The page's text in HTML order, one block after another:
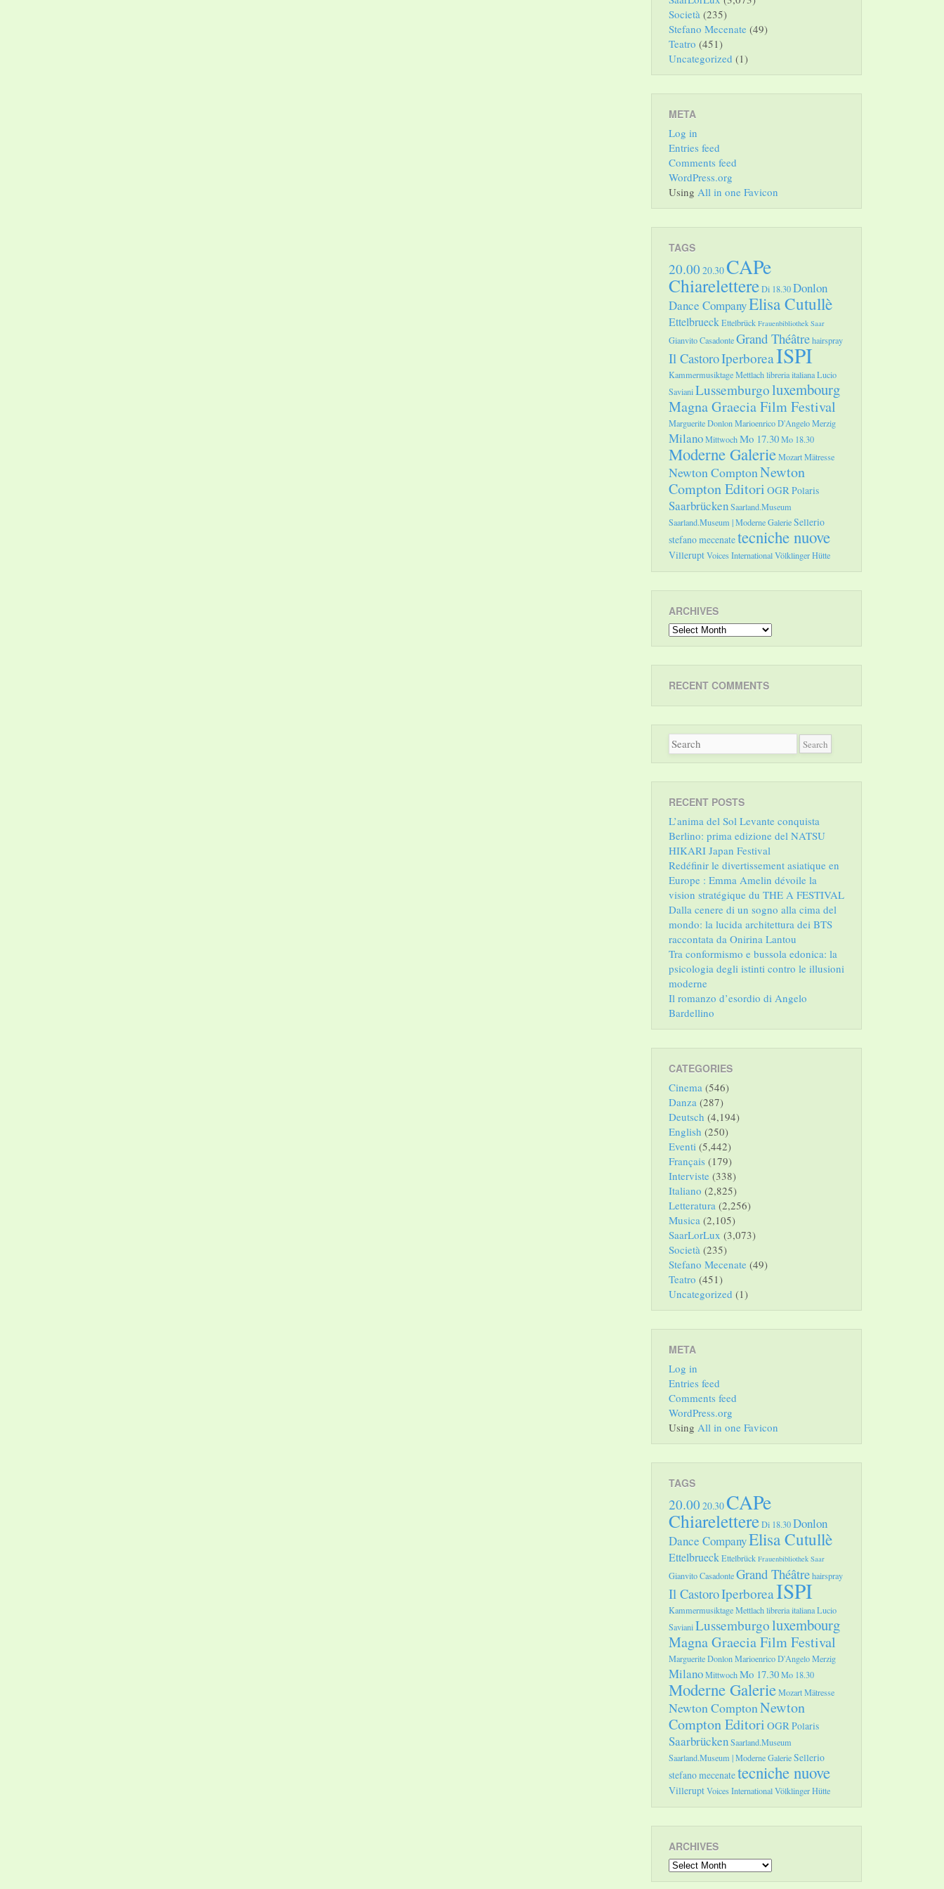
Società (235)
Stefano Mecenate (49)
Teatro (451)
Uncategorized (1)
META
Log in
Entries feed
Comments feed
WordPress.org
Using All in one Favicon
TAGS
20.00 20.30CAPe
ChiarelettereDi 18.30Donlon
Dance CompanyElisa Cutullè
EttelbrueckEttelbrück Frauenbibliothek Saar
Gianvito CasadonteGrand Théâtrehairspray
Il CastoroIperboreaISPI
Kammermusiktage Mettlachlibreria italianaLucio
SavianiLussemburgoluxembourg
Magna Graecia Film Festival
Marguerite DonlonMarioenrico D'AngeloMerzig
MilanoMittwochMo 17.30Mo 18.30
Moderne GalerieMozartMätresse
Newton ComptonNewton
Compton Editori OGRPolaris
SaarbrückenSaarland.Museum
Saarland.Museum | Moderne GalerieSellerio
stefano mecenatetecniche nuove
VilleruptVoices InternationalVölklinger Hütte
ARCHIVES
Archives
RECENT COMMENTS
RECENT POSTS
L’anima del Sol Levante conquista
Berlino: prima edizione del NATSU
HIKARI Japan Festival
Redéfinir le divertissement asiatique en
Europe : Emma Amelin dévoile la
vision stratégique du THE A FESTIVAL
Dalla cenere di un sogno alla cima del
mondo: la lucida architettura dei BTS
raccontata da Onirina Lantou
Tra conformismo e bussola edonica: la
psicologia degli istinti contro le illusioni
moderne
Il romanzo d’esordio di Angelo
Bardellino
CATEGORIES
Cinema (546)
Danza (287)
Deutsch (4,194)
English (250)
Eventi (5,442)
Français (179)
Interviste (338)
Italiano (2,825)
Letteratura (2,256)
Musica (2,105)
SaarLorLux (3,073)
Società (235)
Stefano Mecenate (49)
Teatro (451)
Uncategorized (1)
META
Log in
Entries feed
Comments feed
WordPress.org
Using All in one Favicon
TAGS
20.00 20.30CAPe
ChiarelettereDi 18.30Donlon
Dance CompanyElisa Cutullè
EttelbrueckEttelbrück Frauenbibliothek Saar
Gianvito CasadonteGrand Théâtrehairspray
Il CastoroIperboreaISPI
Kammermusiktage Mettlachlibreria italianaLucio
SavianiLussemburgoluxembourg
Magna Graecia Film Festival
Marguerite DonlonMarioenrico D'AngeloMerzig
MilanoMittwochMo 17.30Mo 18.30
Moderne GalerieMozartMätresse
Newton ComptonNewton
Compton Editori OGRPolaris
SaarbrückenSaarland.Museum
Saarland.Museum | Moderne GalerieSellerio
stefano mecenatetecniche nuove
VilleruptVoices InternationalVölklinger Hütte
ARCHIVES
Archives